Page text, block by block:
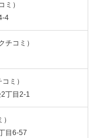
ミ）
4
チコミ）
ミ）
丁目2-1
目6-57